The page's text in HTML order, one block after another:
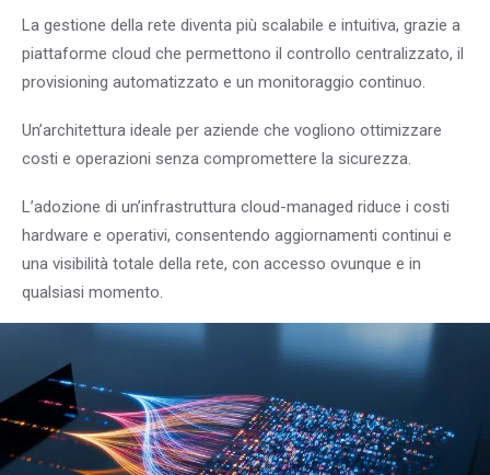
La gestione della rete diventa più scalabile e intuitiva, grazie a
piattaforme cloud che permettono il controllo centralizzato, il
provisioning automatizzato e un monitoraggio continuo.
Un’architettura ideale per aziende che vogliono ottimizzare
costi e operazioni senza compromettere la sicurezza.
L’adozione di un’infrastruttura cloud-managed riduce i costi
hardware e operativi, consentendo aggiornamenti continui e
una visibilità totale della rete, con accesso ovunque e in
qualsiasi momento.